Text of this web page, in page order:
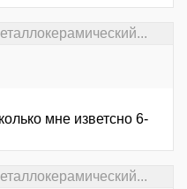
мне изветсно 6-